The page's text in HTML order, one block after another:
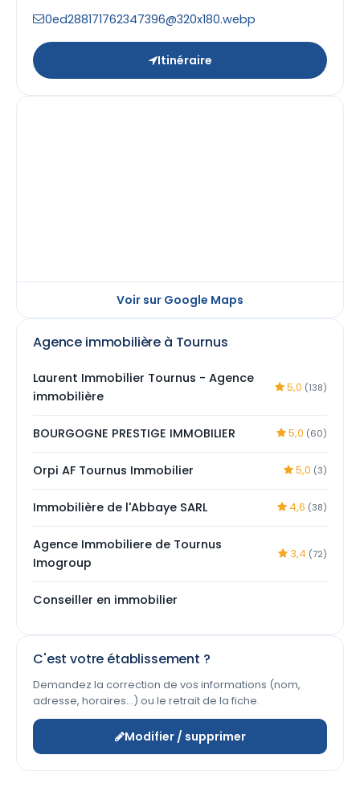
0ed288171762347396@320x180.webp
Itinéraire
Voir sur Google Maps
Agence immobilière à Tournus
Laurent Immobilier Tournus - Agence
immobilière
5,0 (138)
BOURGOGNE PRESTIGE IMMOBILIER 5,0 (60)
Orpi AF Tournus Immobilier 5,0 (3)
Immobilière de l'Abbaye SARL 4,6 (38)
Agence Immobiliere de Tournus
Imogroup
3,4 (72)
Conseiller en immobilier
C'est votre établissement ?
Demandez la correction de vos informations (nom,
adresse, horaires…) ou le retrait de la fiche.
Modifier / supprimer